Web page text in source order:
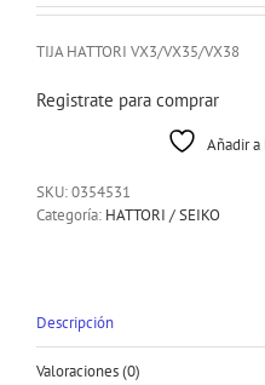
TIJA HATTORI VX3/VX35/VX38
Registrate para comprar
Añadir a
SKU:0354531
Categoría: HATTORI / SEIKO
Descripción
Valoraciones (0)